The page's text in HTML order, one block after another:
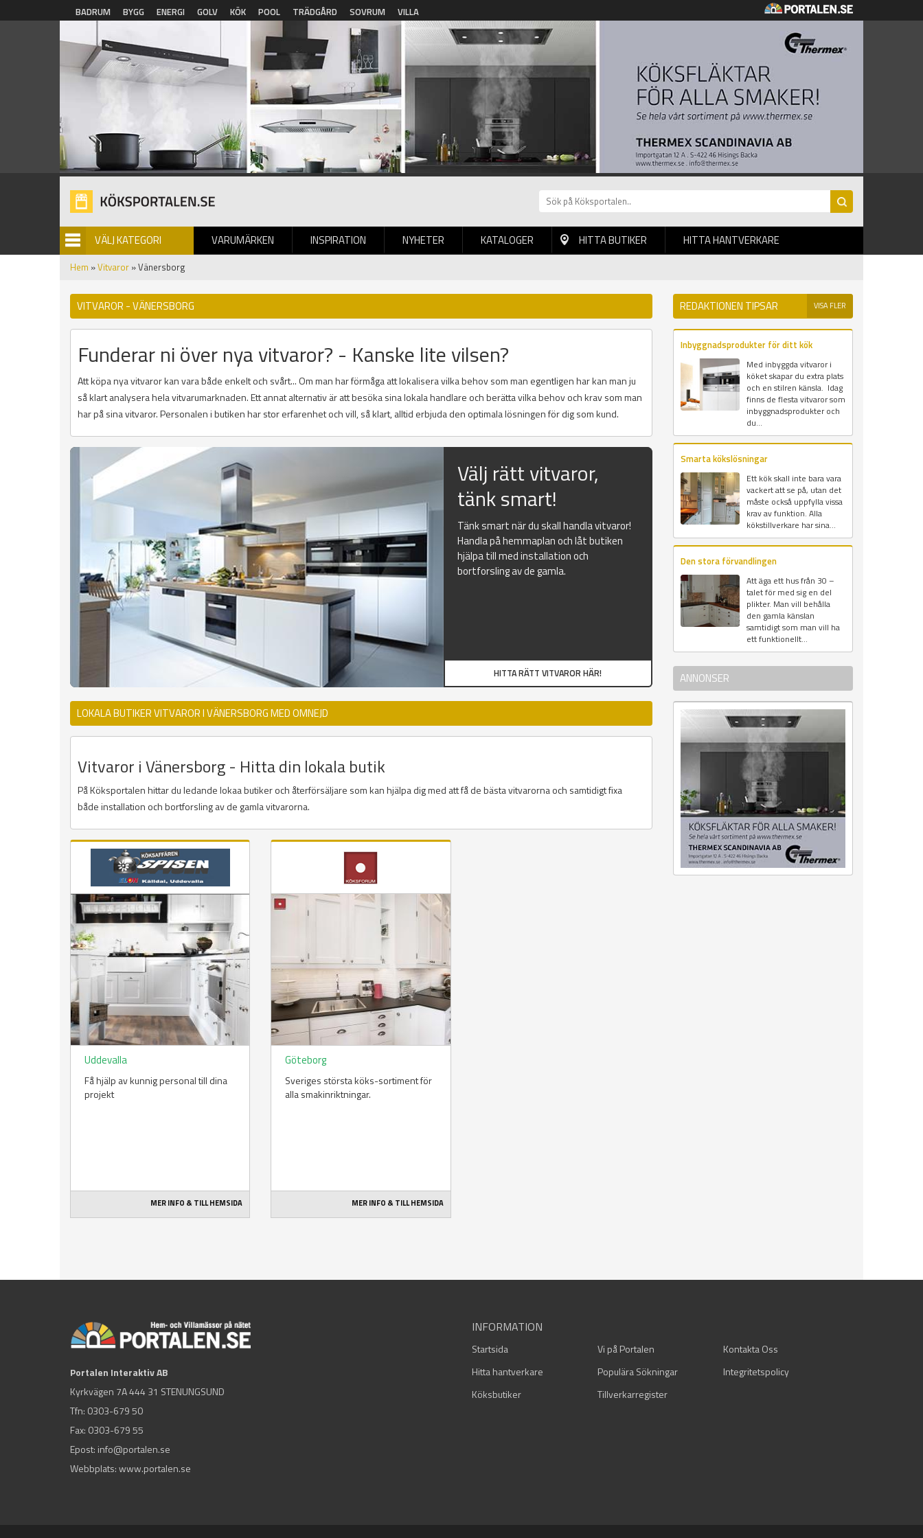
Hoppa till huvudinnehåll
BADRUM BYGG ENERGI GOLV KÖK POOL TRÄDGÅRD SOVRUM VILLA
VÄLJ KATEGORI VARUMÄRKEN INSPIRATION NYHETER
BILDGALLERI KATALOGER HITTA BUTIKER HITTA HANTVERKARE
Hem »Vitvaror » Vänersborg
VITVAROR - VÄNERSBORG
Funderar ni över nya vitvaror? - Kanske lite vilsen?
Att köpa nya vitvaror kan vara både enkelt och svårt... Om man har förmåga att lokalisera vilka behov som man egentligen har kan man ju
så klart analysera hela vitvarumarknaden. Ett annat alternativ är att besöka sina lokala handlare och berätta vilka behov och krav som man
har på sina vitvaror. Personalen i butiken har stor erfarenhet och vill, så klart, alltid erbjuda den optimala lösningen för dig som kund.
Välj rätt vitvaror,
tänk smart!
Tänk smart när du skall handla vitvaror!
Handla på hemmaplan och låt butiken
hjälpa till med installation och
bortforsling av de gamla.
HITTA RÄTT VITVAROR HÄR!
LOKALA BUTIKER VITVAROR I VÄNERSBORG MED OMNEJD
Vitvaror i Vänersborg - Hitta din lokala butik
På Köksportalen hittar du ledande lokaa butiker och återförsäljare som kan hjälpa dig med att få de bästa vitvarorna och samtidigt fixa
både installation och bortforsling av de gamla vitvarorna.
Uddevalla
Få hjälp av kunnig personal till dina
projekt
MER INFO & TILL HEMSIDA
Göteborg
Sveriges största köks-sortiment för
alla smakinriktningar.
MER INFO & TILL HEMSIDA
REDAKTIONEN TIPSAR VISA FLER
Inbyggnadsprodukter för ditt kök
Med inbyggda vitvaror i
köket skapar du extra plats
och en stilren känsla. Idag
finns de flesta vitvaror som
inbyggnadsprodukter och
du...
Smarta kökslösningar
Ett kök skall inte bara vara
vackert att se på, utan det
måste också uppfylla vissa
krav av funktion. Alla
kökstillverkare har sina...
Den stora förvandlingen
Att äga ett hus från 30 –
talet för med sig en del
plikter. Man vill behålla
den gamla känslan
samtidigt som man vill ha
ett funktionellt...
ANNONSER
Portalen Interaktiv AB
Kyrkvägen 7A 444 31 STENUNGSUND
Tfn: 0303-679 50
Fax: 0303-679 55
Epost: info@portalen.se
Webbplats: www.portalen.se
INFORMATION
Startsida Vi på Portalen
Kontakta Oss
Hitta hantverkare
Populära Sökningar
Integritetspolicy
Köksbutiker
Tillverkarregister